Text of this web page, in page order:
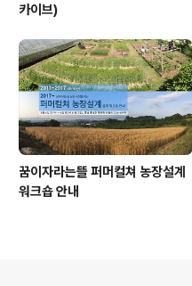
카이브)
꿈이자라는뜰 퍼머컬쳐 농장설계
워크숍 안내